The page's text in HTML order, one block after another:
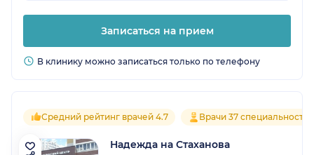
Записаться на прием
В клинику можно записаться только по телефону
Средний рейтинг врачей 4.7 Врачи 37 специальностей
Надежда на Стаханова